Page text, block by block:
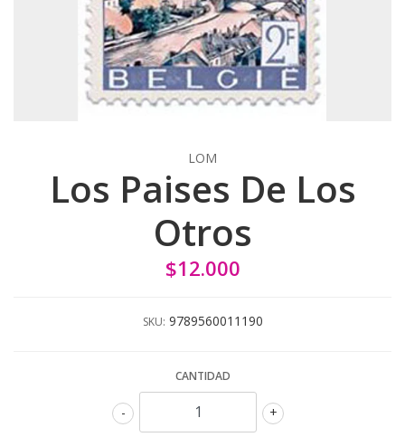
LOM
Los Paises De Los
Otros
$12.000
SKU: 9789560011190
CANTIDAD
+
-